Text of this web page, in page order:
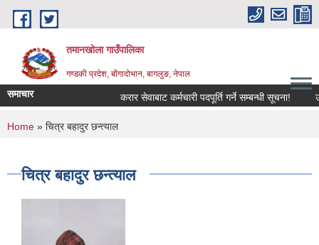
Skip to main content
तमानखोला गाउँपालिका
गण्डकी प्रदेश, बोंगादोभान, बागलुङ, नेपाल
समाचार करार सेवाबाट कर्मचारी पदपूर्ति गर्ने सम्बन्धी सूचना!
You are here
Home » चित्र बहादुर छन्त्याल
चित्र बहादुर छन्त्याल